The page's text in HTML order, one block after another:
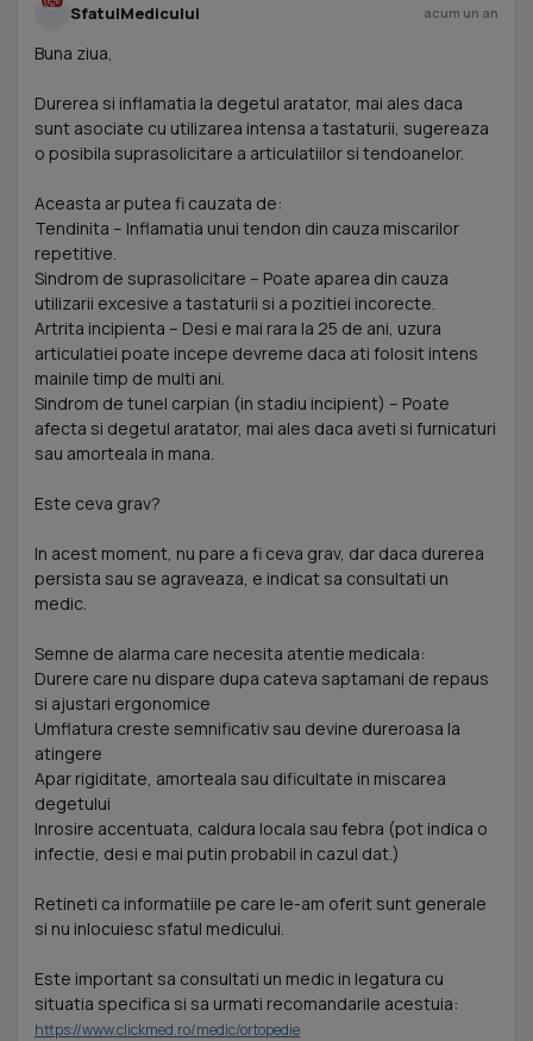
SfatulMedicului acum un an
Buna ziua,
Durerea si inflamatia la degetul aratator, mai ales daca
sunt asociate cu utilizarea intensa a tastaturii, sugereaza
o posibila suprasolicitare a articulatiilor si tendoanelor.
Aceasta ar putea fi cauzata de:
Tendinita – Inflamatia unui tendon din cauza miscarilor
repetitive.
Sindrom de suprasolicitare – Poate aparea din cauza
utilizarii excesive a tastaturii si a pozitiei incorecte.
Artrita incipienta – Desi e mai rara la 25 de ani, uzura
articulatiei poate incepe devreme daca ati folosit intens
mainile timp de multi ani.
Sindrom de tunel carpian (in stadiu incipient) – Poate
afecta si degetul aratator, mai ales daca aveti si furnicaturi
sau amorteala in mana.
Este ceva grav?
In acest moment, nu pare a fi ceva grav, dar daca durerea
persista sau se agraveaza, e indicat sa consultati un
medic.
Semne de alarma care necesita atentie medicala:
Durere care nu dispare dupa cateva saptamani de repaus
si ajustari ergonomice
Umflatura creste semnificativ sau devine dureroasa la
atingere
Apar rigiditate, amorteala sau dificultate in miscarea
degetului
Inrosire accentuata, caldura locala sau febra (pot indica o
infectie, desi e mai putin probabil in cazul dat.)
Retineti ca informatiile pe care le-am oferit sunt generale
si nu inlocuiesc sfatul medicului.
Este important sa consultati un medic in legatura cu
situatia specifica si sa urmati recomandarile acestuia:
https://www.clickmed.ro/medic/ortopedie